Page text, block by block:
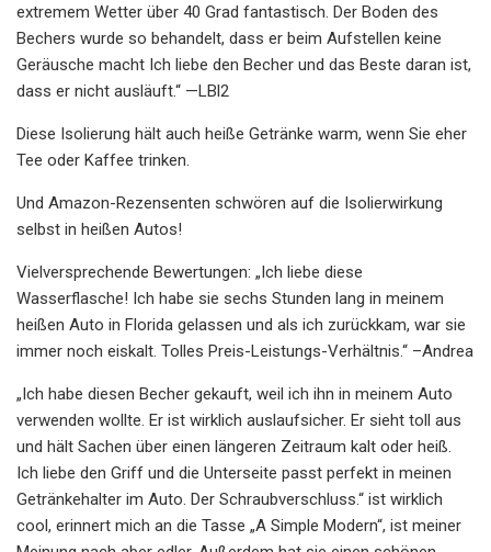
extremem Wetter über 40 Grad fantastisch. Der Boden des
Bechers wurde so behandelt, dass er beim Aufstellen keine
Geräusche macht Ich liebe den Becher und das Beste daran ist,
dass er nicht ausläuft.“ —LBl2
Diese Isolierung hält auch heiße Getränke warm, wenn Sie eher
Tee oder Kaffee trinken.
Und Amazon-Rezensenten schwören auf die Isolierwirkung
selbst in heißen Autos!
Vielversprechende Bewertungen: „Ich liebe diese
Wasserflasche! Ich habe sie sechs Stunden lang in meinem
heißen Auto in Florida gelassen und als ich zurückkam, war sie
immer noch eiskalt. Tolles Preis-Leistungs-Verhältnis.“ –Andrea
„Ich habe diesen Becher gekauft, weil ich ihn in meinem Auto
verwenden wollte. Er ist wirklich auslaufsicher. Er sieht toll aus
und hält Sachen über einen längeren Zeitraum kalt oder heiß.
Ich liebe den Griff und die Unterseite passt perfekt in meinen
Getränkehalter im Auto. Der Schraubverschluss.“ ist wirklich
cool, erinnert mich an die Tasse „A Simple Modern“, ist meiner